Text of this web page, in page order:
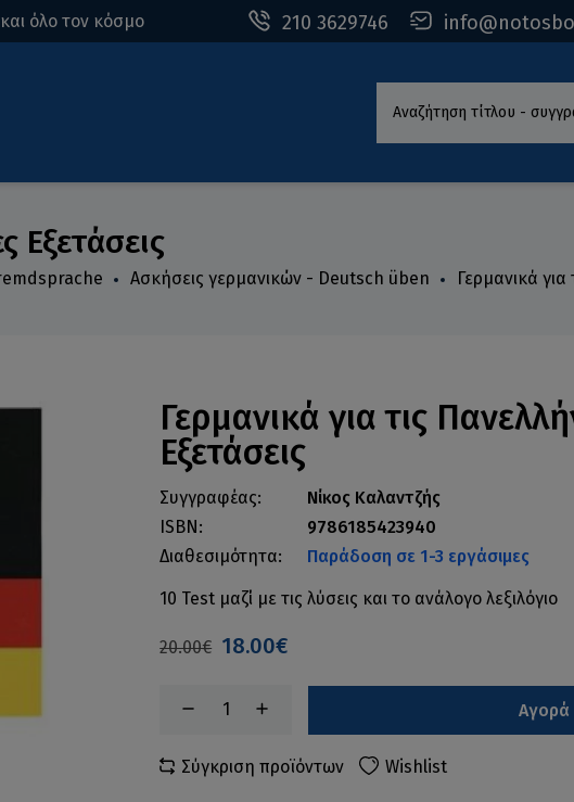
210 3629746
όλο τον κόσμο
Αναζήτηση τίτλου -
Εξετάσεις
Ασκήσεις γερμανικών - Deutsch üben Γερμανικά για
Γερμανικά για τις
Εξετάσεις
Συγγραφέας:
Νίκος Καλαντζής
ISBN:
9786185423940
Διαθεσιμότητα:
Παράδοση σε 1-3 εργάσιμες
10 Test μαζί με τις λύσεις και το ανάλογο λεξιλόγιο
20.00€ 18.00€
Αγορά
Σύγκριση προϊόντων Wishlist